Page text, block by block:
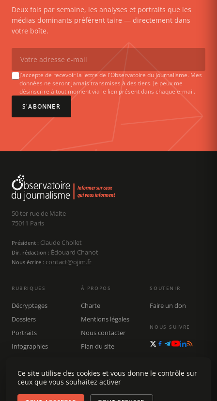
Deux fois par semaine, les analyses et portraits que les
médias dominants préfèrent taire — directement dans
votre boîte.
J'accepte de recevoir la lettre de l'Observatoire du journalisme. Mes
données ne seront jamais transmises à des tiers. Je peux me
désinscrire à tout moment via le lien présent dans chaque e-mail.
S'ABONNER
50 ter rue de Malte
75011 Paris
Président : Claude Chollet
Dir. rédaction : Édouard Chanot
Nous écrire : contact@ojim.fr
RUBRIQUES
Décryptages
Dossiers
Portraits
Infographies
Rechercher
À PROPOS
Charte
Mentions légales
Nous contacter
Plan du site
SOUTENIR
Faire un don
NOUS SUIVRE
Ce site utilise des cookies et vous donne le contrôle sur
ceux que vous souhaitez activer